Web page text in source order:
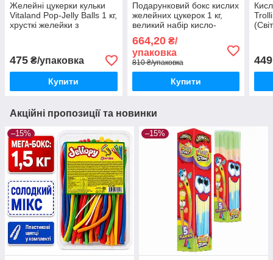
Желейні цукерки кульки
Vitaland Pop-Jelly Balls 1 кг,
хрусткі желейки з
475 ₴/упаковка
Купити
Подарунковий бокс кислих
желейних цукерок 1 кг,
великий набір кисло-
солодкого жувального
мармеладу мікс у коробці
664,20₴/
упаковка
810 ₴/упаковка
Купити
449
Акційні пропозиції та новинки
–15% –15%